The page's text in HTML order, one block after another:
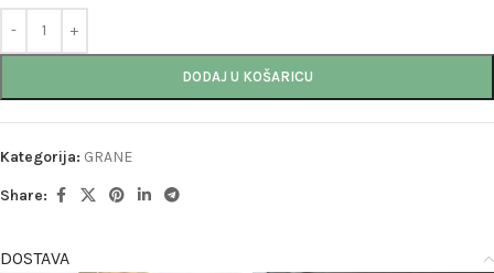
DODAJ U KOŠARICU
Kategorija: GRANE
Share:
DOSTAVA